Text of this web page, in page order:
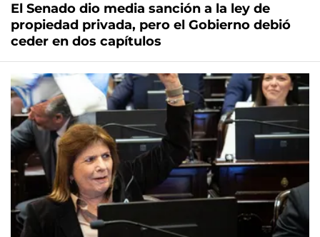
El Senado dio media sanción a la ley de
propiedad privada, pero el Gobierno debió
ceder en dos capítulos